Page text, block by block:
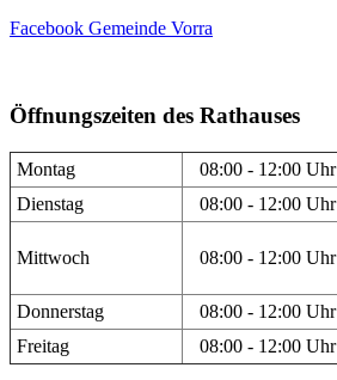
Facebook Gemeinde Vorra
Öffnungszeiten des Rathauses
Montag 08:00 - 12:00 Uhr
Dienstag
08:00 - 12:00 Uhr
Mittwoch 08:00 - 12:00 Uhr
Donnerstag 08:00 - 12:00 Uhr
Freitag
08:00 - 12:00 Uhr